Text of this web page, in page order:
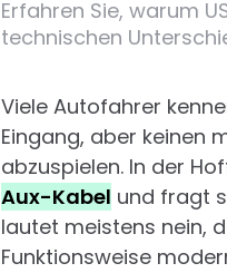
Erfahren Sie, warum
technischen
Viele Autofahrer
Eingang, aber keinen
abzuspielen. In der
Aux-Kabel und fragt
lautet meistens nein,
Funktionsweise